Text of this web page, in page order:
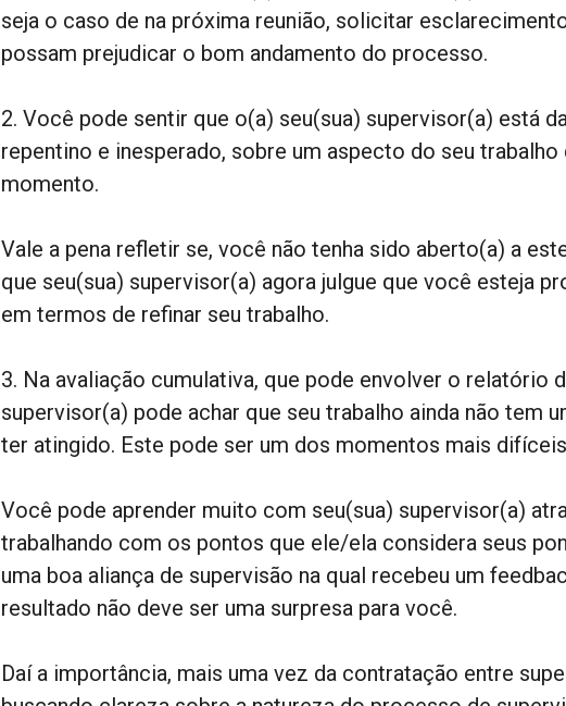
seja o caso de na próxima reunião, solicitar
possam prejudicar o bom andamento do processo.
2. Você pode sentir que o(a) seu(sua) supervisor(a) está
repentino e inesperado, sobre um aspecto do seu
momento.
Vale a pena refletir se, você não tenha sido aberto(a) a
que seu(sua) supervisor(a) agora julgue que você esteja
em termos de refinar seu trabalho.
3. Na avaliação cumulativa, que pode envolver o relatório
supervisor(a) pode achar que seu trabalho ainda não tem
ter atingido. Este pode ser um dos momentos mais
Você pode aprender muito com seu(sua) supervisor(a)
trabalhando com os pontos que ele/ela considera seus
uma boa aliança de supervisão na qual recebeu um
resultado não deve ser uma surpresa para você.
Daí a importância, mais uma vez da contratação entre